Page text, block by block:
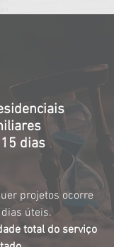
dias
projetos ocorre
úteis.
total do serviço